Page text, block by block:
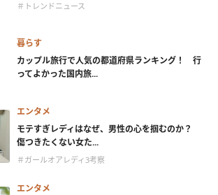
＃トレンドニュース
暮らす
カップル旅行で人気の都道府県ランキング！ 行
ってよかった国内旅...
エンタメ
モテすぎレディはなぜ、男性の心を掴むのか？
傷つきたくない女た...
＃ガールオアレディ3考察
エンタメ